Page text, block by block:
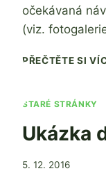
očekávaná
(viz.
PŘEČTĚTE SI
STARÉ STRÁNKY
Ukázka
Od
5. 12. 2016